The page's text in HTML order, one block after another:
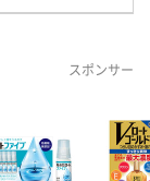
スポンサー